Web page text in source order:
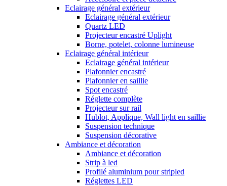
Eclairage général extérieur
Eclairage général extérieur
Quartz LED
Projecteur encastré Uplight
Borne, potelet, colonne lumineuse
Eclairage général intérieur
Eclairage général intérieur
Plafonnier encastré
Plafonnier en saillie
Spot encastré
Réglette complète
Projecteur sur rail
Hublot, Applique, Wall light en saillie
Suspension technique
Suspension décorative
Ambiance et décoration
Ambiance et décoration
Strip à led
Profilé aluminium pour stripled
Réglettes LED